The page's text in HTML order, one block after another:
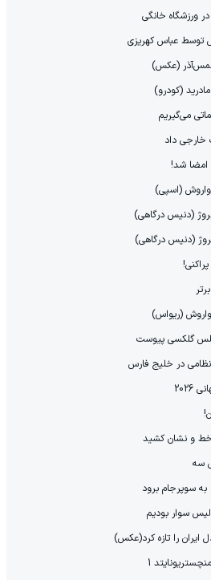
ورزشگاه خانگی
توسط عباس کهریزی
شمس‌آذر (عکس)
(کودرو)
می‌گیریم
خارجی داد
امضا شد!
واروش (اسپی)
(دنیس درگاهی)
(دنیس درگاهی)
(ریواس)
گلکسی پیوست
در خلیج فارس
و نشان کشید
سه
سوپرجام برود
سوار بودیم
ایران را تازه کرد(عکس)